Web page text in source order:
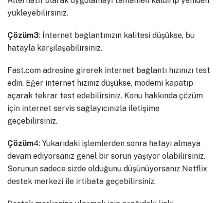
yükleyebilirsiniz.
Çözüm3: İnternet bağlantınızın kalitesi düşükse, bu
hatayla karşılaşabilirsiniz.
Fast.com adresine girerek internet bağlantı hızınızı test
edin. Eğer internet hızınız düşükse, modemi kapatıp
açarak tekrar test edebilirsiniz. Konu hakkında çözüm
için internet servis sağlayıcınızla iletişime
geçebilirsiniz.
Çözüm4: Yukarıdaki işlemlerden sonra hatayı almaya
devam ediyorsanız genel bir sorun yaşıyor olabilirsiniz.
Sorunun sadece sizde olduğunu düşünüyorsanız Netflix
destek merkezi ile irtibata geçebilirsiniz.